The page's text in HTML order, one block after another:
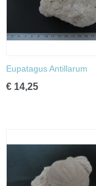
Eupatagus Antillarum
€ 14,25